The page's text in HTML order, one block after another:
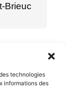
technologies
informations des
Brieuc